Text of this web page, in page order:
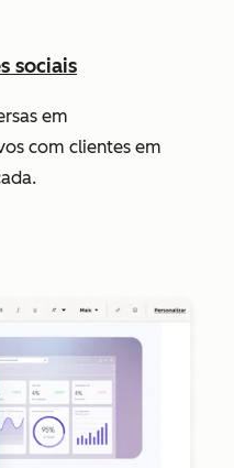
sociais
em
com clientes em